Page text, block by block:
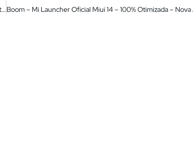
Agora Sim! Finalmente Chegou na Miui Global – Ficou Lindo demais – Novo Layout do Modo Seguro